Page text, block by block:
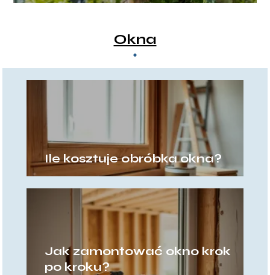
na balkon
Okna
Ile kosztuje obróbka okna?
Jak zamontować okno krok
po kroku?